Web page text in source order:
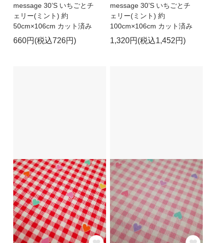
message 30’S いちごとチ
ェリー(ミント) 約
50cm×106cm カット済み
660円(税込726円)
message 30’S いちごとチ
ェリー(ミント) 約
100cm×106cm カット済み
1,320円(税込1,452円)